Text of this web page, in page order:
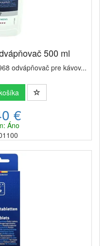
500 ml
odvápňovač pre kávov...
€
Áno